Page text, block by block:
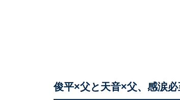
俊平×父と天音×父、感涙